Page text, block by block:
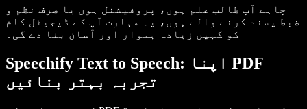
چاہے آپ طالب علم ہوں، پروفیشنل ہوں یا صرف نظم و
ضبط پسند کرنے والے ہوں، یہ مہارت آپ کے ڈیجیٹل کام
کو کہیں زیادہ ہموار اور آسان بنا دے گی۔
Speechify Text to Speech: اپنا PDF
تجربہ بہتر بنائیں